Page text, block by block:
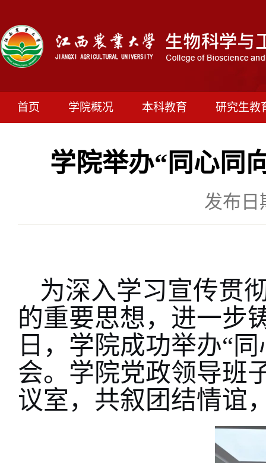
首页 学院概况 本科教育 研究生教
学院举办“同心同
发布日
为深入学习宣传贯
的重要思想，进一步
日，学院成功举办“
会。学院党政领导班
议室，共叙团结情谊